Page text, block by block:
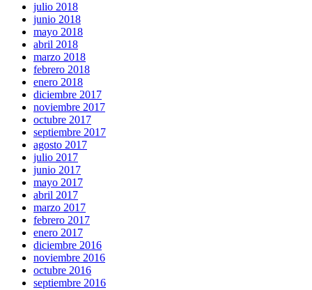
julio 2018
junio 2018
mayo 2018
abril 2018
marzo 2018
febrero 2018
enero 2018
diciembre 2017
noviembre 2017
octubre 2017
septiembre 2017
agosto 2017
julio 2017
junio 2017
mayo 2017
abril 2017
marzo 2017
febrero 2017
enero 2017
diciembre 2016
noviembre 2016
octubre 2016
septiembre 2016